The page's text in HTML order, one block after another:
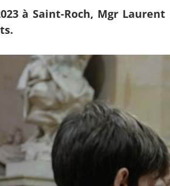
à Saint-Roch, Mgr